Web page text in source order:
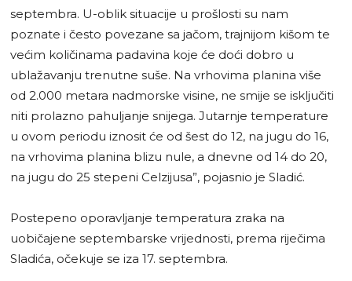
septembra. U-oblik situacije u prošlosti su nam
poznate i često povezane sa jačom, trajnijom kišom te
većim količinama padavina koje će doći dobro u
ublažavanju trenutne suše. Na vrhovima planina više
od 2.000 metara nadmorske visine, ne smije se isključiti
niti prolazno pahuljanje snijega. Jutarnje temperature
u ovom periodu iznosit će od šest do 12, na jugu do 16,
na vrhovima planina blizu nule, a dnevne od 14 do 20,
na jugu do 25 stepeni Celzijusa”, pojasnio je Sladić.
Postepeno oporavljanje temperatura zraka na
uobičajene septembarske vrijednosti, prema riječima
Sladića, očekuje se iza 17. septembra.